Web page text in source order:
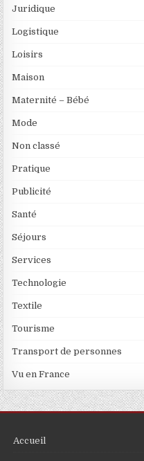
Juridique
Logistique
Loisirs
Maison
Maternité – Bébé
Mode
Non classé
Pratique
Publicité
Santé
Séjours
Services
Technologie
Textile
Tourisme
Transport de personnes
Vu en France
Accueil